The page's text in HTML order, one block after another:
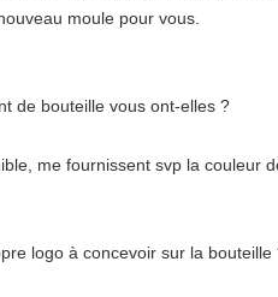
moule pour vous.
de bouteille vous ont-elles ?
me fournissent svp la couleur
logo à concevoir sur la bouteille